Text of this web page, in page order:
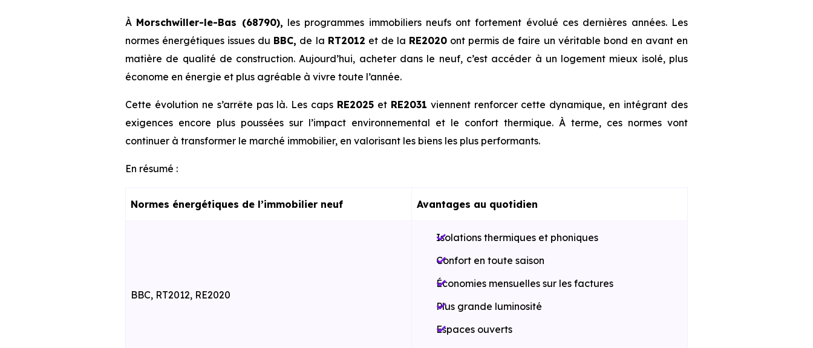
À Morschwiller-le-Bas (68790), les programmes immobiliers neufs ont fortement évolué ces dernières années. Les
normes énergétiques issues du BBC, de la RT2012 et de la RE2020 ont permis de faire un véritable bond en avant en
matière de qualité de construction. Aujourd’hui, acheter dans le neuf, c’est accéder à un logement mieux isolé, plus
économe en énergie et plus agréable à vivre toute l’année.
Cette évolution ne s’arrête pas là. Les caps RE2025 et RE2031 viennent renforcer cette dynamique, en intégrant des
exigences encore plus poussées sur l’impact environnemental et le confort thermique. À terme, ces normes vont
continuer à transformer le marché immobilier, en valorisant les biens les plus performants.
En résumé :
Normes énergétiques de l’immobilier neuf Avantages au quotidien
BBC, RT2012, RE2020
Isolations thermiques et phoniques
Confort en toute saison
Économies mensuelles sur les factures
Plus grande luminosité
Espaces ouverts